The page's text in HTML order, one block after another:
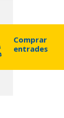
Comprar
entrades